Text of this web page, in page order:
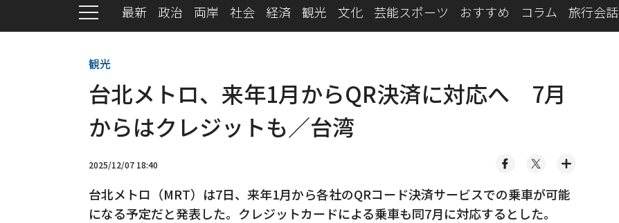
最新 政治 両岸 社会 経済 観光 文化 芸能スポーツ おすすめ コラム 旅行会話
観光
台北メトロ、来年1月からQR決済に対応へ 7月
からはクレジットも／台湾
2025/12/07 18:40
台北メトロ（MRT）は7日、来年1月から各社のQRコード決済サービスでの乗車が可能
になる予定だと発表した。クレジットカードによる乗車も同7月に対応するとした。